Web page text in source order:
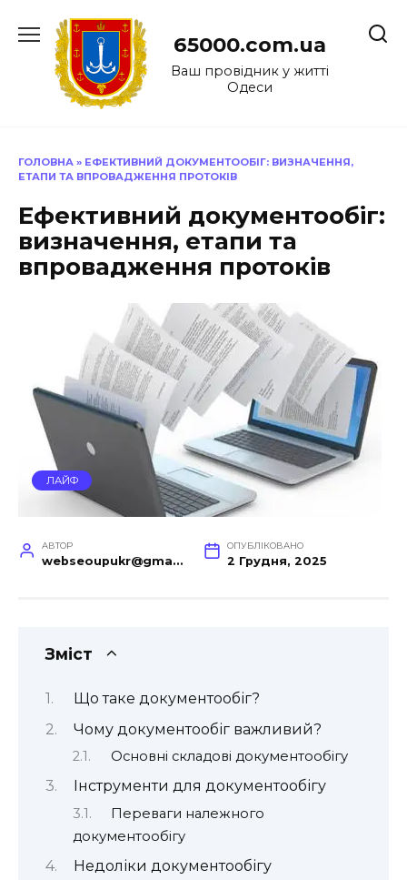
до
65000.com.ua
Ваш провідник у житті
Одеси
ГОЛОВНА » ЕФЕКТИВНИЙ ДОКУМЕНТООБІГ: ВИЗНАЧЕННЯ,
ЕТАПИ ТА ВПРОВАДЖЕННЯ ПРОТОКІВ
Ефективний документообіг:
визначення, етапи та
впровадження протоків
ЛАЙФ
АВТОР
webseoupukr@gmail.com
ОПУБЛІКОВАНО
2 Грудня, 2025
Зміст
Що таке документообіг?
Чому документообіг важливий?
Основні складові документообігу
Інструменти для документообігу
Переваги належного
документообігу
Недоліки документообігу